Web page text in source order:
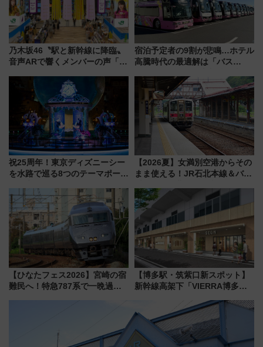
乃木坂46〝駅と新幹線に降臨〟
音声ARで響くメンバーの声「真
宿泊予定者の9割が悲鳴…ホテル
高騰時代の最適解は「バス
した、推し活遠征や観光時のリ
アルな懐事情
祝25周年！東京ディズニーシー
を水路で巡る8つのテーマポート
【2026夏】女満別空港からその
まま使える！JR石北本線＆バス
ーパス」でおトクに道東観光
（8/3発売）
【ひなたフェス2026】宮崎の宿
難民へ！特急787系で一晩過ご
【博多駅・筑紫口新スポット】
新幹線高架下「VIERRA博多テ
など注目の全6店舗 「博多活憩
通り」も一新